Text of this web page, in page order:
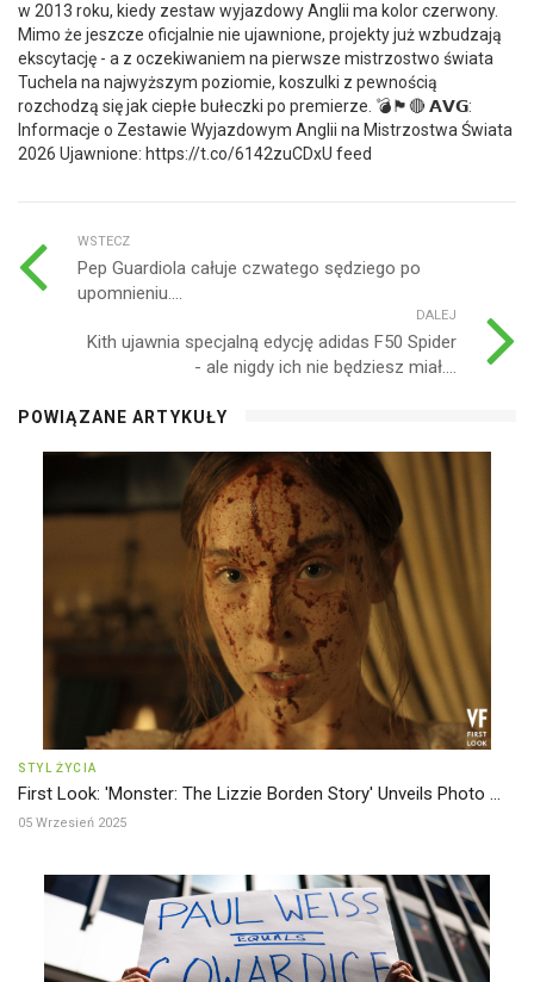
w 2013 roku, kiedy zestaw wyjazdowy Anglii ma kolor czerwony.
Mimo że jeszcze oficjalnie nie ujawnione, projekty już wzbudzają
ekscytację - a z oczekiwaniem na pierwsze mistrzostwo świata
Tuchela na najwyższym poziomie, koszulki z pewnością
rozchodzą się jak ciepłe bułeczki po premierze. 💣🏴🔴 𝗔𝗩𝗚:
Informacje o Zestawie Wyjazdowym Anglii na Mistrzostwa Świata
2026 Ujawnione: https://t.co/6142zuCDxU feed
WSTECZ
Pep Guardiola całuje czwatego sędziego po
upomnieniu....
DALEJ
Kith ujawnia specjalną edycję adidas F50 Spider
- ale nigdy ich nie będziesz miał....
POWIĄZANE ARTYKUŁY
STYL ŻYCIA
First Look: 'Monster: The Lizzie Borden Story' Unveils Photo ...
05 Wrzesień 2025